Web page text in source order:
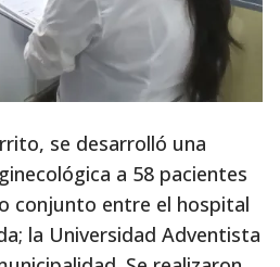
se desarrolló una
a 58 pacientes
conjunto entre el hospital
la Universidad Adventista